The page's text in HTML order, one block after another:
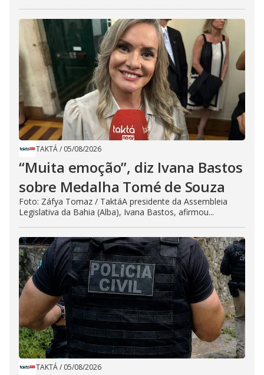
TAKTÁ/ 05/08/2026
“Muita emoção”, diz Ivana Bastos
sobre Medalha Tomé de Souza
Foto: Záfya Tomaz / TaktáA presidente da Assembleia
Legislativa da Bahia (Alba), Ivana Bastos, afirmou...
TAKTÁ/ 05/08/2026